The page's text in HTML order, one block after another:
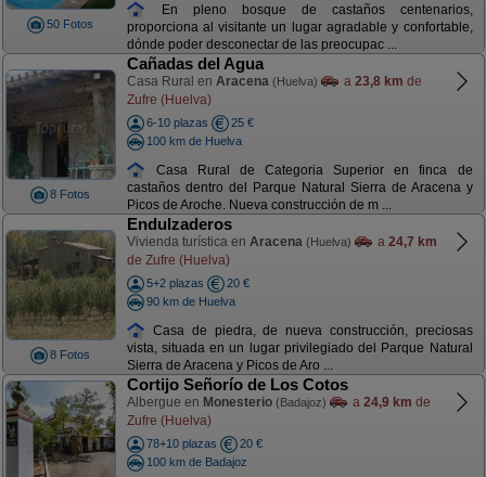
50 Fotos
En pleno bosque de castaños centenarios,
proporciona al visitante un lugar agradable y confortable,
dónde poder desconectar de las preocupac ...
8 Fotos
Cañadas del Agua
Casa Rural en Aracena (Huelva) a 23,8 km de
Zufre (Huelva)
6-10 plazas
25 €
100 km de Huelva
Casa Rural de Categoria Superior en finca de
castaños dentro del Parque Natural Sierra de Aracena y
Picos de Aroche. Nueva construcción de m ...
8 Fotos
Endulzaderos
Vivienda turística en Aracena (Huelva) a 24,7 km
de Zufre (Huelva)
5+2 plazas
20 €
90 km de Huelva
Casa de piedra, de nueva construcción, preciosas
vista, situada en un lugar privilegiado del Parque Natural
Sierra de Aracena y Picos de Aro ...
Cortijo Señorío de Los Cotos
Albergue en Monesterio (Badajoz) a 24,9 km de
Zufre (Huelva)
78+10 plazas
20 €
100 km de Badajoz